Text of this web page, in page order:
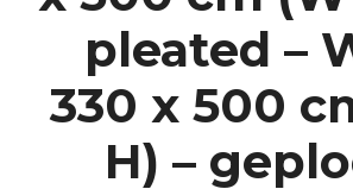
pleated –
330 x 500
H) –